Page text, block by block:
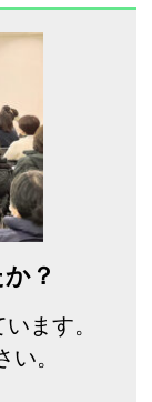
？
ます。
。